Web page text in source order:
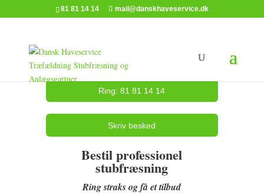
81 81 14 14 mail@danskhaveservice.dk
Ring: 81 81 14 14
Skriv besked
Bestil professionel
stubfræsning
Ring straks og få et tilbud